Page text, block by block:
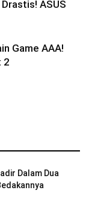
ASUS
Game AAA!
2
Dalam Dua